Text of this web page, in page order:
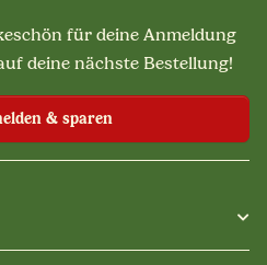
für deine Anmeldung
deine nächste Bestellung!
& sparen